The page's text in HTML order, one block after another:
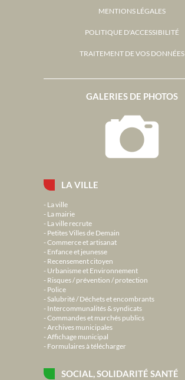
LA VILLE
La ville
La mairie
La ville recrute
Petites Villes de Demain
Commerce et artisanat
Enfance et jeunesse
Recensement citoyen
Urbanisme et Environnement
Risques / prévention / protection
Police
Salubrité / Déchets et encombrants
Intercommunalités & syndicats
Commandes et marchés publics
Archives municipales
Affichage municipal
Formulaires à télécharger
SOCIAL, SOLIDARITÉ SANTÉ
GALERIES DE PHOTOS
MENTIONS LÉGALES
POLITIQUE D'ACCESSIBILITÉ
TRAITEMENT DE VOS DONNÉES